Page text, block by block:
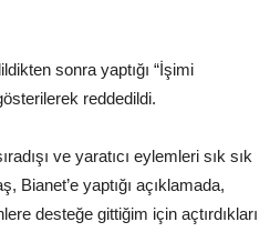
sonra yaptığı “İşimi
reddedildi.
ve yaratıcı eylemleri sık sık
Bianet’e yaptığı açıklamada,
desteğe gittiğim için açtırdıkları